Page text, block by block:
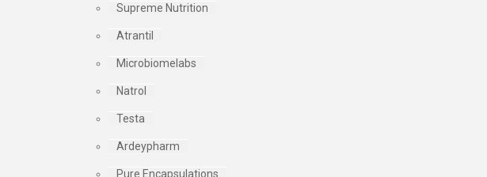
Supreme Nutrition
Atrantil
Microbiomelabs
Natrol
Testa
Ardeypharm
Pure Encapsulations